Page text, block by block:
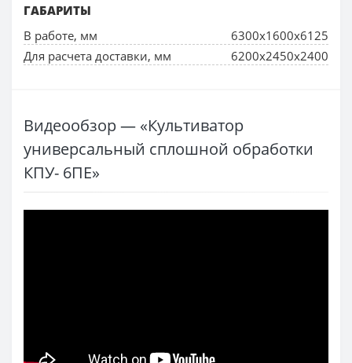
ГАБАРИТЫ
В работе, мм
6300х1600х6125
Для расчета доставки, мм
6200х2450х2400
Видеообзор — «Культиватор
универсальный сплошной обработки
КПУ- 6ПЕ»